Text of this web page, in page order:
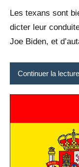
Les texans sont
dicter leur
Joe Biden, et
Continuer la lecture